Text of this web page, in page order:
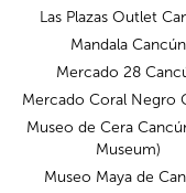
Las Plazas Outlet
Mandala Cancún
Mercado 28
Mercado Coral Negro
Museo de Cera
Museum)
Museo Maya de